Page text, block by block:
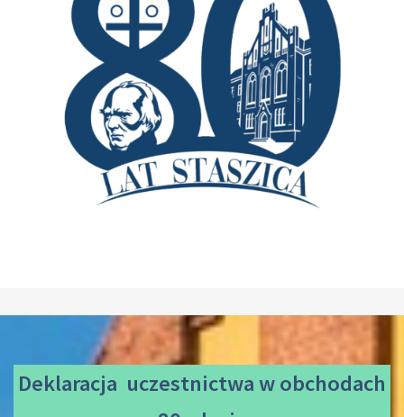
Deklaracja uczestnictwaw obchodach